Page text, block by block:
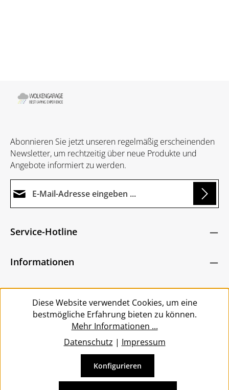
Abonnieren Sie jetzt unseren regelmäßig erscheinenden
Newsletter, um rechtzeitig über neue Produkte und
Angebote informiert zu werden.
Ich habe dieDatenschutzbestimmungen
bin mit ihnen einverstanden.
Zeichen ein*
Die mit einem Stern (*) markierten Felder sind
Service-Hotline
Informationen
Service
Vertrag widerrufen
Diese Website verwendet Cookies, um eine
bestmögliche Erfahrung bieten zu können.
Mehr Informationen ...
Datenschutz | Impressum
Konfigurieren